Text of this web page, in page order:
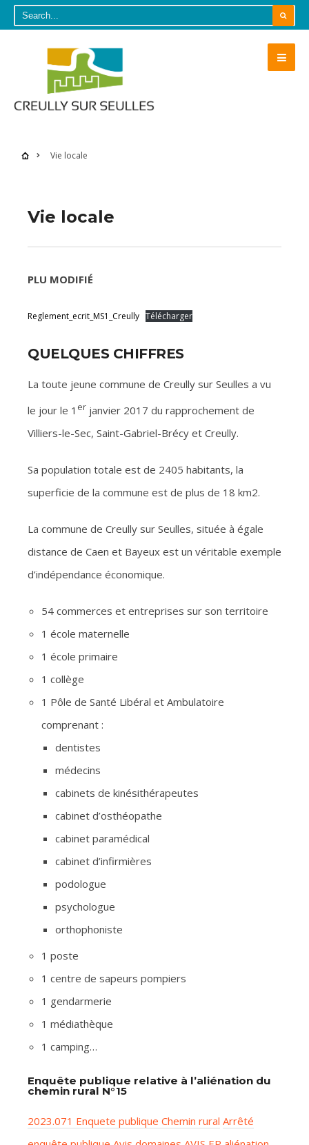
Vie locale
Vie locale
PLU MODIFIÉ
Reglement_ecrit_MS1_Creully Télécharger
QUELQUES CHIFFRES
La toute jeune commune de Creully sur Seulles a vu
le jour le 1 er janvier 2017 du rapprochement de
Villiers-le-Sec, Saint-Gabriel-Brécy et Creully.
Sa population totale est de 2405 habitants, la
superficie de la commune est de plus de 18 km2.
La commune de Creully sur Seulles, située à égale
distance de Caen et Bayeux est un véritable exemple
d’indépendance économique.
54 commerces et entreprises sur son territoire
1 école maternelle
1 école primaire
1 collège
1 Pôle de Santé Libéral et Ambulatoire
comprenant :
dentistes
médecins
cabinets de kinésithérapeutes
cabinet d’osthéopathe
cabinet paramédical
cabinet d’infirmières
podologue
psychologue
orthophoniste
1 poste
1 centre de sapeurs pompiers
1 gendarmerie
1 médiathèque
1 camping…
Enquête publique relative à l’aliénation du
chemin rural N°15
2023.071 Enquete publique Chemin rural Arrêté